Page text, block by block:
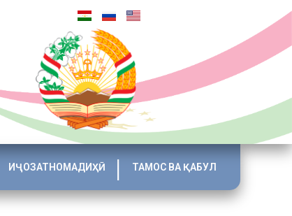
ИҶОЗАТНОМАДИҲӢ ТАМОС ВА ҚАБУЛ